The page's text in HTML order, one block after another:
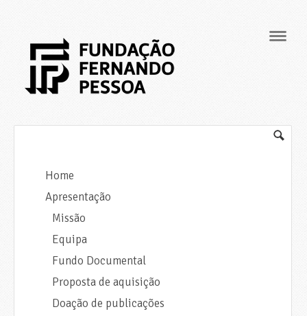
Home
Apresentação
Missão
Equipa
Fundo Documental
Proposta de aquisição
Doação de publicações